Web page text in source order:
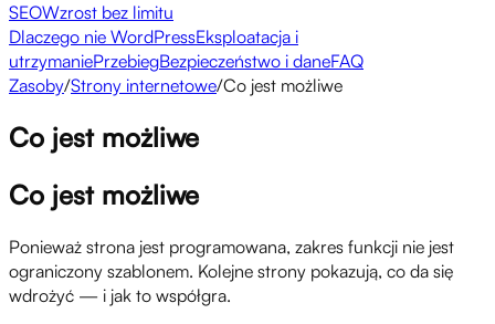
SEOWzrost bez limitu
Dlaczego nie WordPressEksploatacja i
utrzymaniePrzebiegBezpieczeństwo i daneFAQ
Zasoby/Strony internetowe/Co jest możliwe
Co jest możliwe
Co jest możliwe
Ponieważ strona jest programowana, zakres funkcji nie jest
ograniczony szablonem. Kolejne strony pokazują, co da się
wdrożyć — i jak to współgra.